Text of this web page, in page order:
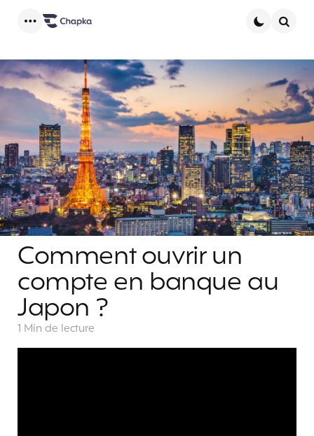
Comment ouvrir un
compte en banque au
Japon ?
1 Min de lecture